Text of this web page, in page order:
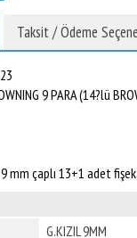
Taksit / Ödeme
9 PARA(14?lü
mm çaplı 13+1 adet
G.KIZIL 9MM